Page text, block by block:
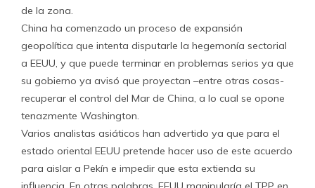
de la zona.
China ha comenzado un proceso de expansión
geopolítica que intenta disputarle la hegemonía sectorial
a EEUU, y que puede terminar en problemas serios ya que
su gobierno ya avisó que proyectan –entre otras cosas-
recuperar el control del Mar de China, a lo cual se opone
tenazmente Washington.
Varios analistas asiáticos han advertido ya que para el
estado oriental EEUU pretende hacer uso de este acuerdo
para aislar a Pekín e impedir que esta extienda su